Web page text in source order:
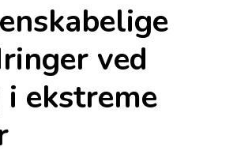
ved
ekstreme